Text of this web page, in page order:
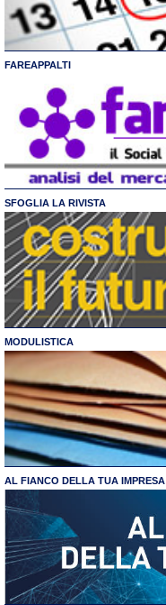
FAREAPPALTI
SFOGLIA LA RIVISTA
MODULISTICA
AL FIANCO DELLA TUA IMPRESA